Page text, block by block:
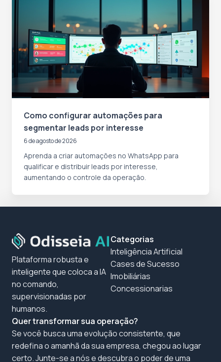
Como configurar automações para
segmentar leads por interesse
6 de agosto de 2026
Aprenda a criar automações no WhatsApp para
qualificar e distribuir leads por interesse,
aumentando o controle da operação.
Plataforma robusta e
inteligente que coloca a IA
no comando,
supervisionadas por
humanos.
Categorias
Inteligência Artificial
Cases de Sucesso
Imobiliárias
Concessionarias
Quer transformar sua operação?
Se você busca uma evolução consistente, que
redefina o amanhã da sua empresa, chegou ao lugar
certo. Junte-se a nós e descubra o poder de uma